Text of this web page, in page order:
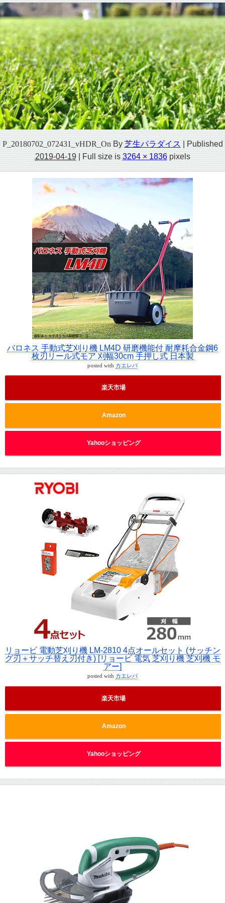
P_20180702_072431_vHDR_On By 芝生パラダイス
Published
2019-04-19
Full size is 3264 × 1836pixels
バロネス 手動式芝刈り機 LM4D 研磨機能付 耐摩耗合金鋼6
枚刃リール式モア 刈幅30cm 手押し式 日本製
posted with カエレバ
楽天市場
Amazon
Yahooショッピング
リョービ 電動芝刈り機 LM-2810 4点オールセット (サッチン
グ刃＋サッチ替え刃付き) [リョービ 電気 芝刈り機 芝刈機 モ
アー]
posted with カエレバ
楽天市場
Amazon
Yahooショッピング